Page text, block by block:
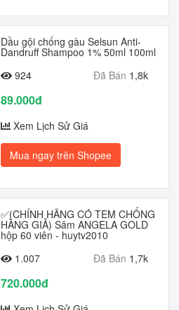
Dầu gội chống gàu Selsun Anti-
Dandruff Shampoo 1% 50ml 100ml
924
Đã Bán 1,8k
89.000đ
Xem Lịch Sử Giá
Mua ngay trên Shopee
✅(CHÍNH HÃNG CÓ TEM CHỐNG
HÀNG GIẢ) Sâm ANGELA GOLD
hộp 60 viên - huytv2010
1.007
Đã Bán 1,7k
720.000đ